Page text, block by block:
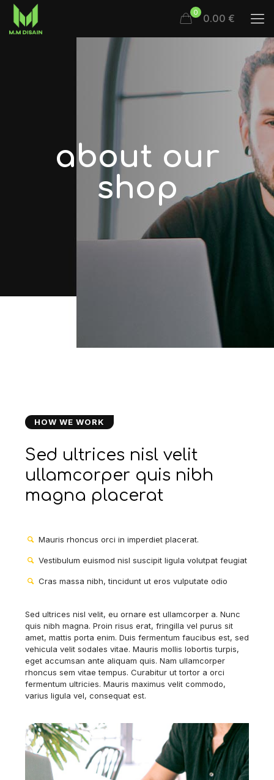
0 0.00 €
about our
shop
HOW WE WORK
Sed ultrices nisl velit
ullamcorper quis nibh
magna placerat
Mauris rhoncus orci in imperdiet placerat.
Vestibulum euismod nisl suscipit ligula volutpat feugiat
Cras massa nibh, tincidunt ut eros vulputate odio
Sed ultrices nisl velit, eu ornare est ullamcorper a. Nunc
quis nibh magna. Proin risus erat, fringilla vel purus sit
amet, mattis porta enim. Duis fermentum faucibus est, sed
vehicula velit sodales vitae. Mauris mollis lobortis turpis,
eget accumsan ante aliquam quis. Nam ullamcorper
rhoncus sem vitae tempus. Curabitur ut tortor a orci
fermentum ultricies. Mauris maximus velit commodo,
varius ligula vel, consequat est.